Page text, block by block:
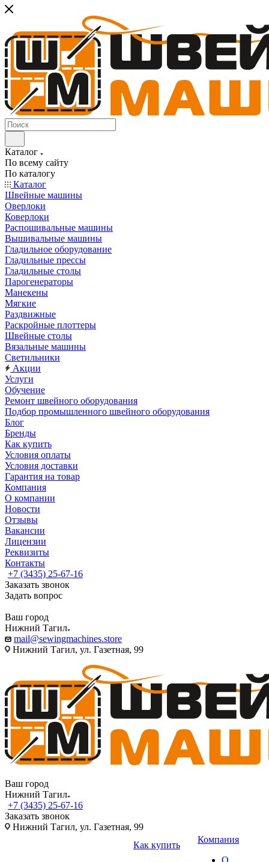
Каталог
По всему сайту
По каталогу
Каталог
Швейные машины
Оверлоки
Коверлоки
Распошивальные машины
Вышивальные машины
Гладильное оборудование
Гладильные прессы
Гладильные столы
Парогенераторы
Манекены
Мягкие
Раздвижные
Раскройные плоттеры
Швейные столы
Вязальные машины
Светильники
Акции
Услуги
Обучение
Ремонт швейного оборудования
Подбор промышленного швейного оборудования
Блог
Бренды
Как купить
Условия оплаты
Условия доставки
Гарантия на товар
Компания
О компании
Новости
Отзывы
Вакансии
Лицензии
Реквизиты
Контакты
+7 (3435) 25-67-16
Заказать звонок
Задать вопрос
Ваш город
Нижний Тагил
mail@sewingmachines.store
Нижний Тагил, ул. Газетная, 99
Ваш город
Нижний Тагил
+7 (3435) 25-67-16
Заказать звонок
Нижний Тагил, ул. Газетная, 99
Как купить
Компания
О